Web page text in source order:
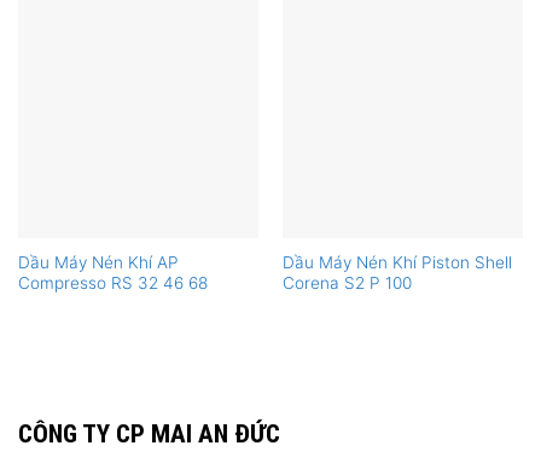
Dầu Máy Nén Khí AP
Compresso RS 32 46 68
Dầu Máy Nén Khí Piston Shell
Corena S2 P 100
CÔNG TY CP MAI AN ĐỨC